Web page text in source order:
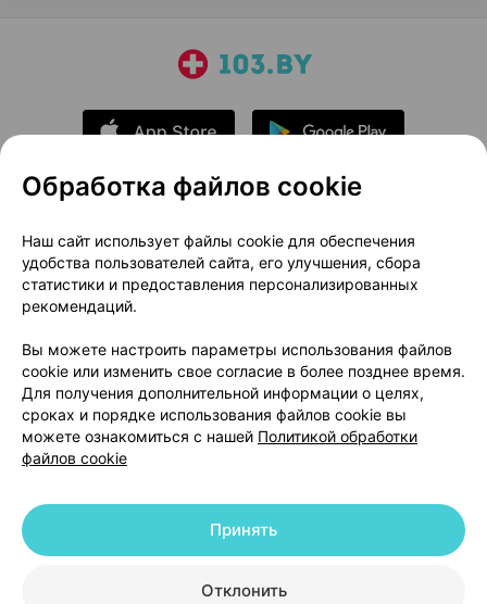
О проекте
Новости проекта
Размещение рекламы
Медицинский маркетинг
Публичный договор
Доставка
Способы оплаты
Вакансии
Партнеры
Написать руководителю 103.by
Написать в поддержку
Персональные настройки Cookie
© 2026 ООО «Артокс Лаб», УНП 191700409 | 220012, Республика Беларусь,
+375 291212755
Обработка файлов cookie
Наш сайт использует файлы cookie для обеспечения
удобства пользователей сайта, его улучшения, сбора
статистики и предоставления персонализированных
рекомендаций.
Вы можете настроить параметры использования файлов
cookie или изменить свое согласие в более позднее время.
Для получения дополнительной информации о целях,
сроках и порядке использования файлов cookie вы
можете ознакомиться с нашей Политикой обработки
файлов cookie
Отклонить
Принять